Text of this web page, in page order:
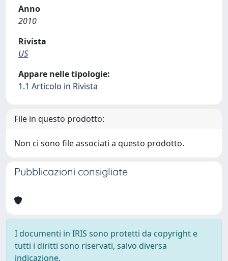
Anno
2010
Rivista
US
Appare nelle tipologie:
1.1 Articolo in Rivista
File in questo prodotto:
Non ci sono file associati a questo prodotto.
Pubblicazioni consigliate
I documenti in IRIS sono protetti da copyright e
tutti i diritti sono riservati, salvo diversa
indicazione.